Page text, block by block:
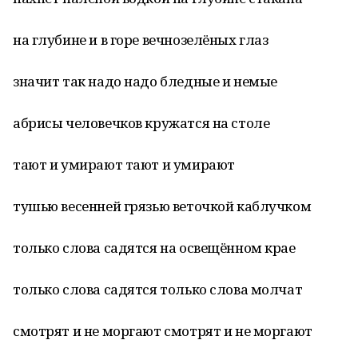
на глубине и в горе вечнозелёных глаз
значит так надо надо бледные и немые
абрисы человечков кружатся на столе
тают и умирают тают и умирают
тушью весенней грязью веточкой каблучком
только слова садятся на освещённом крае
только слова садятся только слова молчат
смотрят и не моргают смотрят и не моргают